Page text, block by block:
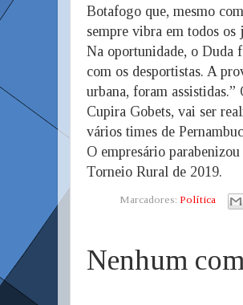
Botafogo que, mesmo
sempre vibra em todos
Na oportunidade, o Duda
com os desportistas. A
urbana, foram
Cupira Gobets, vai ser
vários times de
O empresário
Torneio Rural de 2019.
Marcadores: Política
Nenhum